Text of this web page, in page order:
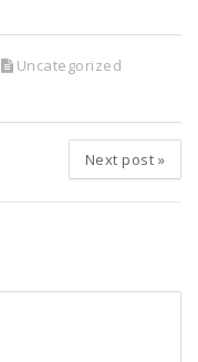
Uncategorized
Next post »